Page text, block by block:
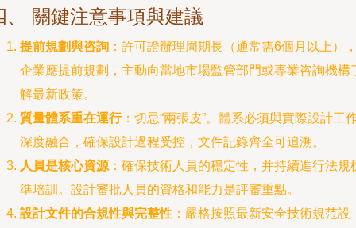
、 關鍵注意事項與建議
提前規劃與咨詢 ：許可證辦理周期長（通常需6個月以上）
企業應提前規劃，主動向當地市場監管部門或專業咨詢機構
解最新政策。
質量體系重在運行：切忌“兩張皮”。體系必須與實際設計工
深度融合，確保設計過程受控，文件記錄齊全可追溯。
人員是核心資源 ：確保技術人員的穩定性，并持續進行法規
準培訓。設計審批人員的資格和能力是評審重點。
設計文件的合規性與完整性 ：嚴格按照最新安全技術規范設